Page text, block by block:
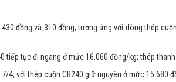
đồng và 310 đồng, tương ứng với dòng thép
tiếp tục đi ngang ở mức 16.060 đồng/kg; thép
4, với thép cuộn CB240 giữ nguyên ở mức 15.680